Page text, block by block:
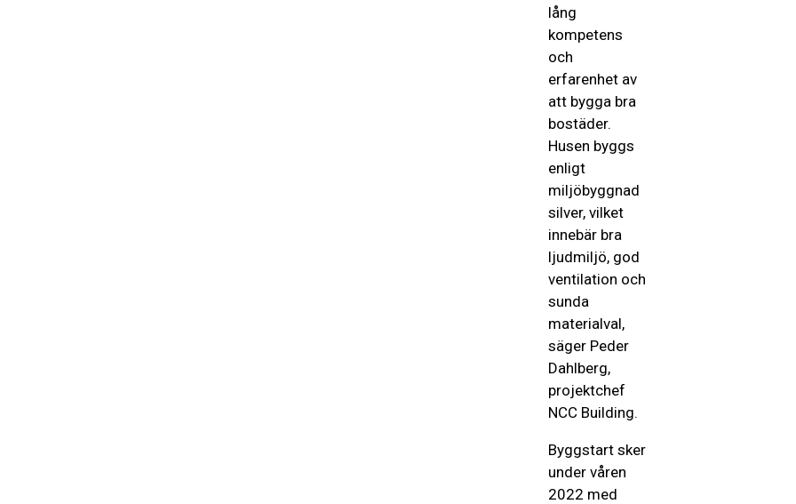
lång
kompetens
och
erfarenhet av
att bygga bra
bostäder.
Husen byggs
enligt
miljöbyggnad
silver, vilket
innebär bra
ljudmiljö, god
ventilation och
sunda
materialval,
säger Peder
Dahlberg,
projektchef
NCC Building.
Byggstart sker
under våren
2022 med